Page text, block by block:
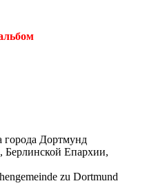
города Дортмунд
Берлинской Епархии,
zu Dortmund